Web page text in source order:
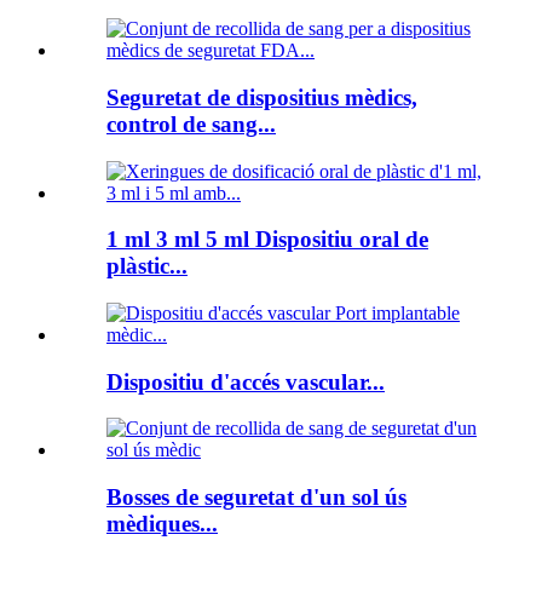
Seguretat de dispositius mèdics,
control de sang...
1 ml 3 ml 5 ml Dispositiu oral de
plàstic...
Dispositiu d'accés vascular...
Bosses de seguretat d'un sol ús
mèdiques...